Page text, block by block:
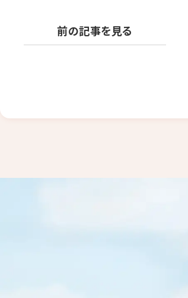
前の記事を見る